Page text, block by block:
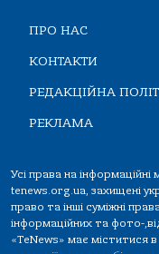
ПРО НАС
КОНТАКТИ
РЕДАКЦІЙНА
РЕКЛАМА
Усі права на
tenews.org.ua, захищені
право та інші суміжні
інформаційних та фото-
«TeNews» має міститися